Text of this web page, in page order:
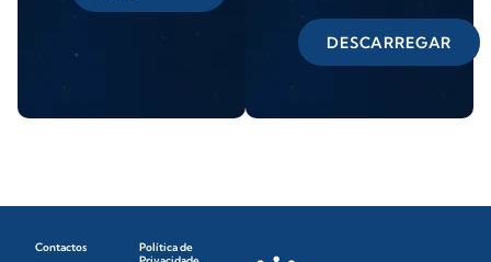
DESCARREGAR
Contactos
Política de